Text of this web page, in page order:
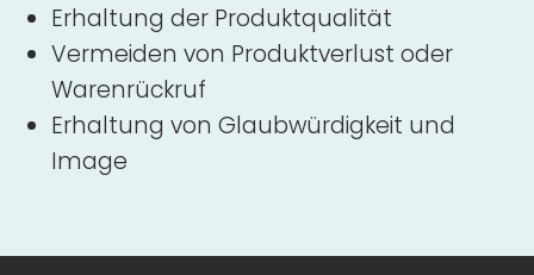
Erhaltung der Produktqualität
Vermeiden von Produktverlust oder
Warenrückruf
Erhaltung von Glaubwürdigkeit und
Image